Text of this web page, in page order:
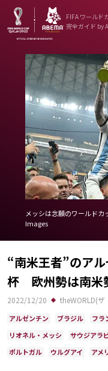
FIFA ワールド
完全ガイド by
ニュース
News
出場国
Teams
日本代表
Team Japan
日程・結果
Schedule
ランキング
Ranking
大会につい
About
メッシは念願のワールド
Images
“南米王者”のア
杯 欧州勢は南米
2022/12/20 theWORLD(
アルゼンチン ブラジル フラ
リオネル・メッシ
サウジアラ
ポルトガル
ウルグアイ アメ